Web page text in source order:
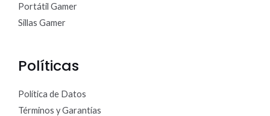
Portátil Gamer
Sillas Gamer
Políticas
Política de Datos
Términos y Garantías